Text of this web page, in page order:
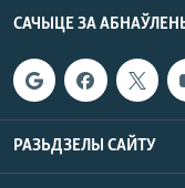
САЧЫЦЕ ЗА
РАЗЬДЗЕЛЫ САЙТУ